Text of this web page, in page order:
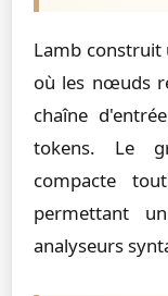
Lamb construit
où les nœuds
chaîne
tokens. Le
compacte
permettant
analyseurs